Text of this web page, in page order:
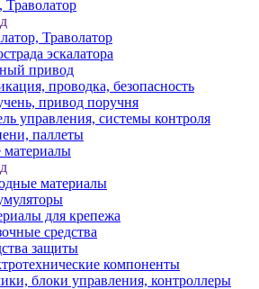
Траволатор
Траволатор
эскалатора
привод
проводка, безопасность
привод поручня
управления, системы контроля
паллеты
материалы
материалы
для крепежа
средства
защиты
компоненты
блоки управления, контроллеры